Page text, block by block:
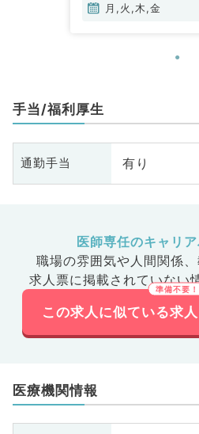
月,火,木,金
手当/福利厚生
通勤手当 有り
医師専任のキャリ
職場の雰囲気や人間関係、
求人票に掲載されていない
この求人に似ている求
医療機関情報